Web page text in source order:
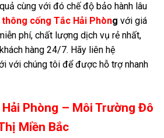
cùng với đó chế độ bảo hành lâu
thông cống Tắc Hải Phòng với giá
phí, chất lượng dịch vụ rẻ nhất,
hàng 24/7. Hãy liên hệ
với chúng tôi để được hỗ trợ nhanh
Phòng – Môi Trường Đô
Miền Bắc